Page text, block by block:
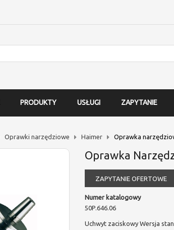
PRODUKTY USŁUGI ZAPYTANIE
Oprawki narzędziowe Haimer Oprawka
Oprawka
ZAPYTANIE OFERTOWE
Numer katalogowy
50P.646.06
Uchwyt zaciskowy Wersja